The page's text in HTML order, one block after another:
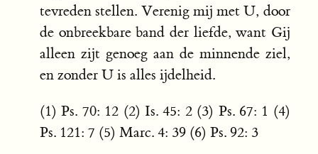
tevreden stellen. Verenig mij met U, door
de onbreekbare band der liefde, want Gij
alleen zijt genoeg aan de minnende ziel,
en zonder U is alles ijdelheid.
(1) Ps. 70: 12 (2) Is. 45: 2 (3) Ps. 67: 1 (4)
Ps. 121: 7 (5) Marc. 4: 39 (6) Ps. 92: 3